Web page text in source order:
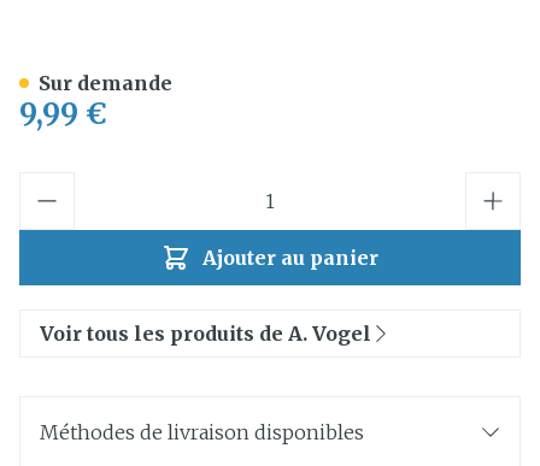
9,99 €
Ajouter au panier
Sur demande
Voir tous les produits de A. Vogel
Méthodes de livraison disponibles